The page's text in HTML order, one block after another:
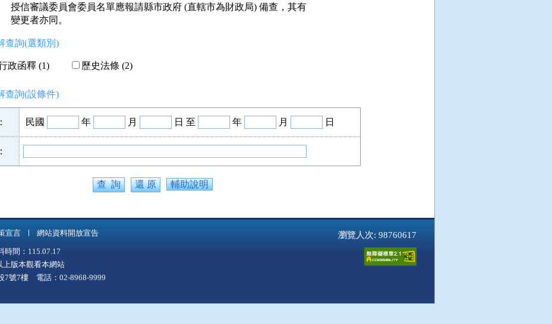
授信審議委員會委員名單應報請縣市政府 (直轄市為財政局) 備查，其有
變更者亦同。
查詢(選類別)
政函釋 (1) 歷史法條 (2)
查詢(設條件)
民國 年 月 日 至 年 月 日
輔助說明
宣言 網站資料開放宣告 瀏覽人次: 98760617
時間：115.07.17
上版本觀看本網站
7號7樓 電話：02-8968-9999